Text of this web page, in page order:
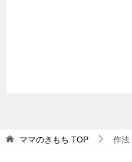
ママのきもち TOP 作法